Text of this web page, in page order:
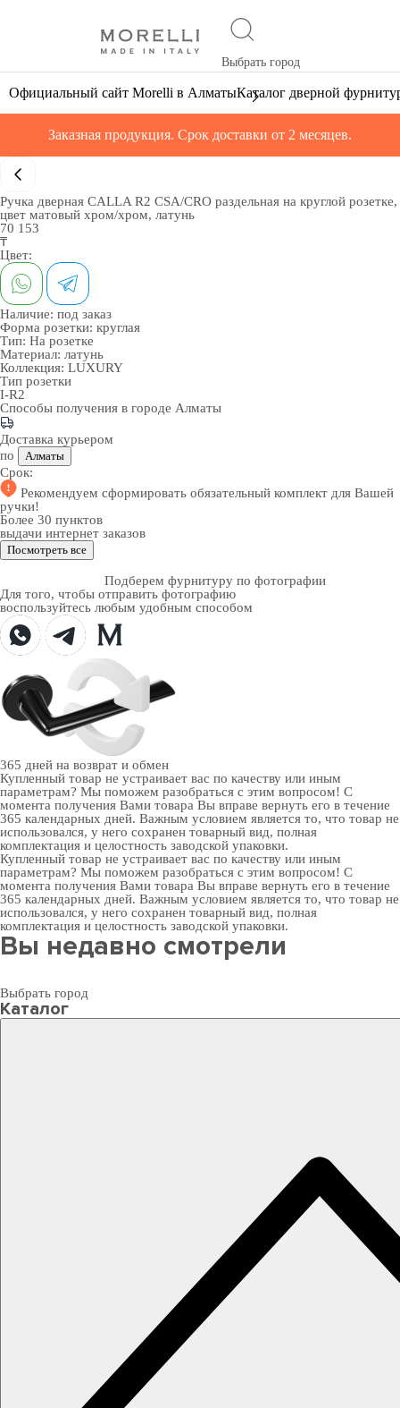
Выбрать город
Официальный сайт Morelli в АлматыКаталог дверной
Заказная продукция. Срок доставки от 2 месяцев.
Ручка дверная CALLA R2 CSA/CRO раздельная на круглой розетке,
цвет матовый хром/хром, латунь
70 153
₸
Цвет:
Наличие: под заказ
Форма розетки: круглая
Тип: На розетке
Материал: латунь
Коллекция: LUXURY
Тип розетки
I-R2
Способы получения в городе Алматы
Доставка курьером
по
Алматы
Срок:
Рекомендуем сформировать обязательный комплект для Вашей
ручки!
Более 30 пунктов
выдачи интернет заказов
Посмотреть все
Подберем фурнитуру по фотографии
Для того, чтобы отправить фотографию
воспользуйтесь любым удобным способом
365 дней на возврат и обмен
Купленный товар не устраивает вас по качеству или иным
параметрам? Мы поможем разобраться с этим вопросом! С
момента получения Вами товара Вы вправе вернуть его в течение
365 календарных дней. Важным условием является то, что товар не
использовался, у него сохранен товарный вид, полная
комплектация и целостность заводской упаковки.
Купленный товар не устраивает вас по качеству или иным
параметрам? Мы поможем разобраться с этим вопросом! С
момента получения Вами товара Вы вправе вернуть его в течение
365 календарных дней. Важным условием является то, что товар не
использовался, у него сохранен товарный вид, полная
комплектация и целостность заводской упаковки.
Вы недавно смотрели
Выбрать город
Каталог